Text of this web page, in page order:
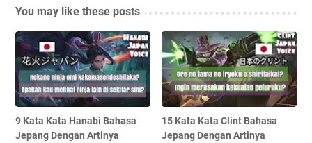
You may like these posts
9 Kata Kata Hanabi Bahasa
Jepang Dengan Artinya
15 Kata Kata Clint Bahasa
Jepang Dengan Artinya